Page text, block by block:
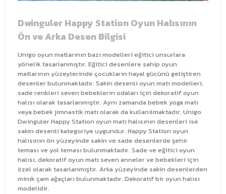
Dwinguler Happy Station Oyun Halısının
Ön ve Arka Desen Bilgisi
Unigo oyun matlarının bazı modelleri eğitici unsurlara
yönelik tasarlanmıştır. Eğitici desenlere sahip oyun
matlarının yüzeylerinde çocukların hayal gücünü geliştiren
desenler bulunmaktadır. Sakin desenli oyun matı modelleri,
sade renkleri seven bebeklerin odaları için dekoratif oyun
halısı olarak tasarlanmıştır. Aynı zamanda bebek yoga matı
veya bebek jimnastik matı olarak da kullanılmaktadır. Unigo
Dwinguler Happy Station oyun matı halısının desenleri ise
sakin desenli kategoriye uygundur. Happy Station oyun
halısının ön yüzeyinde sakin ve sade desenlerde şehir
teması ve yol teması bulunmaktadır. Sade ve eğitici oyun
halısı, dekoratif oyun matı seven anneler ve bebekleri için
özel olarak tasarlanmıştır. Arka yüzeyinde sakin desenlerden
minik çam ağaçları bulunmaktadır. Dekoratif bir oyun halısı
modelidir.